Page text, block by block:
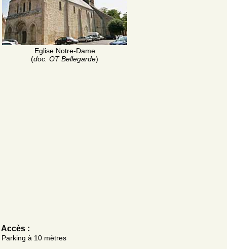
Eglise Notre-Dame
(doc. OT Bellegarde)
Accès :
Parking à 10 mètres